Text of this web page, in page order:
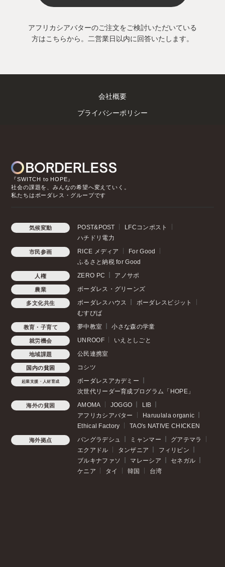
アフリカシアバターのご注文をご検討いただいている
方はこちらから。二営業日以内に回答いたします。
会社概要
プライバシーポリシー
『SWITCH to HOPE』
社会の課題を、みんなの希望へ変えていく。
私たちはボーダレス・グループです
気候変動 POST&POST
LFCコンポスト
ハチドリ電力
市民参画 RICE メディア
For Good
ふるさと納税 for Good
人権 ZERO PC アノサポ
農業 ボーダレス・グリーンズ
多文化共生 ボーダレスハウス
ボーダレスビジット
むすびば
教育・子育て 夢中教室 小さな森の学童
就労機会 UNROOF いえとしごと
地域課題 公民連携室
国内の貧困 コシツ
起業支援・人材育成
ボーダレスアカデミー
次世代リーダー育成プログラム「HOPE」
海外の貧困 AMOMA JOGGO
LIB
アフリカシアバター
Haruulala organic
Ethical Factory
TAO's NATIVE CHICKEN
海外拠点 バングラデシュ ミャンマー
グアテマラ
エクアドル
タンザニア
フィリピン
ブルキナファソ
マレーシア
セネガル
ケニア
タイ 韓国 台湾